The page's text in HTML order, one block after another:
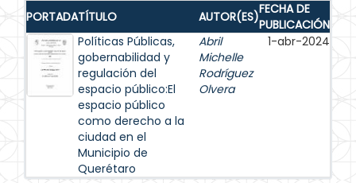
PORTADATÍTULO AUTOR(ES)FECHA DE
PUBLICACIÓN
Políticas Públicas,
gobernabilidad y
regulación del
espacio público:El
espacio público
como derecho a la
ciudad en el
Municipio de
Querétaro
Abril
Michelle
Rodríguez
Olvera
1-abr-2024